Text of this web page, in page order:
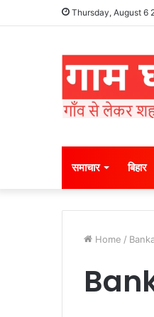
Thursday, August 6
समाचार बिहार
Home /